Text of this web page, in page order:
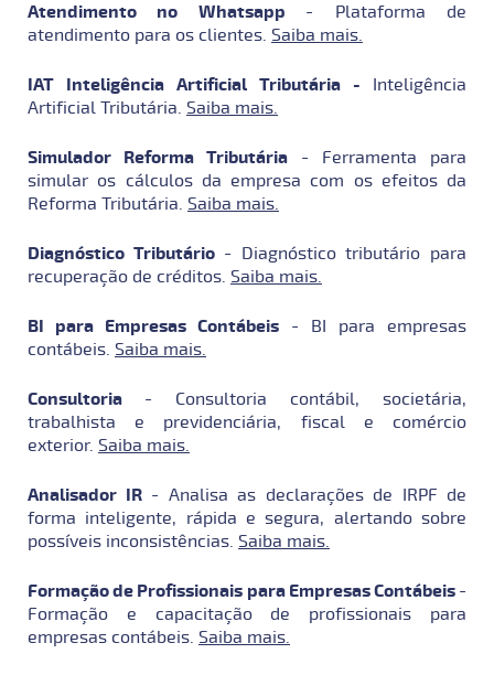
Atendimento no Whatsapp
- Plataforma de
atendimento para os clientes. Saiba mais.
IAT Inteligência Artificial Tributária - Inteligência
Artificial Tributária. Saiba mais.
Simulador Reforma Tributária - Ferramenta para
simular os cálculos da empresa com os efeitos da
Reforma Tributária. Saiba mais.
Diagnóstico Tributário- Diagnóstico tributário para
recuperação de créditos. Saiba mais.
BI para Empresas Contábeis - BI para empresas
contábeis. Saiba mais.
Consultoria - Consultoria contábil, societária,
trabalhista e previdenciária, fiscal e comércio
exterior. Saiba mais.
Analisador IR- Analisa as declarações de IRPF de
forma inteligente, rápida e segura, alertando sobre
possíveis inconsistências. Saiba mais.
Formação de Profissionais para Empresas Contábeis -
Formação e capacitação de profissionais para
empresas contábeis. Saiba mais.